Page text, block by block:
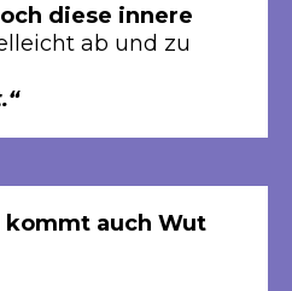
diese innere
ab und zu
kommt auch Wut